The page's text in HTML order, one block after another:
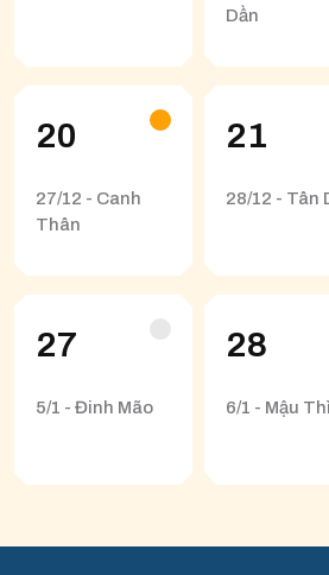
Dần
20
27/12 - Canh
Thân
21
28/12 - Tân
27
5/1 - Đinh Mão
28
6/1 - Mậu